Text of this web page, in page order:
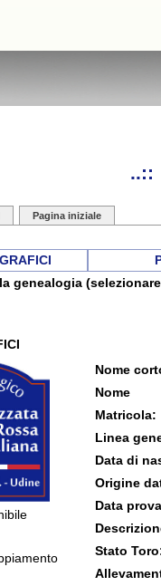
..::
Pagina iniziale
genealogia
Nome
Nome
Matricola:
Linea
Data di
Origine
Data
Stato